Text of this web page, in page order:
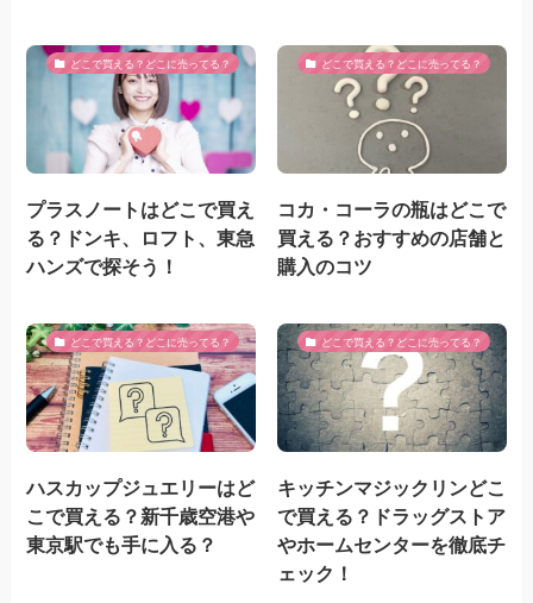
どこで買える？どこに売ってる？
プラスノートはどこで買え
る？ドンキ、ロフト、東急
ハンズで探そう！
どこで買える？どこに売ってる？
コカ・コーラの瓶はどこで
買える？おすすめの店舗と
購入のコツ
どこで買える？どこに売ってる？
ハスカップジュエリーはど
こで買える？新千歳空港や
東京駅でも手に入る？
どこで買える？どこに売ってる？
キッチンマジックリンどこ
で買える？ドラッグストア
やホームセンターを徹底チ
ェック！